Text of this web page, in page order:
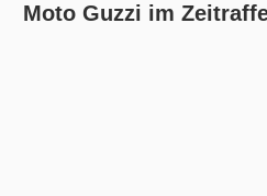
Moto Guzzi im